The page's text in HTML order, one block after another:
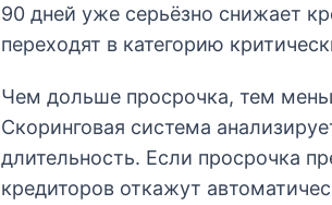
90 дней уже серьёзно снижает
переходят в категорию
Чем дольше просрочка, тем
Скоринговая система
длительность. Если просрочка
кредиторов откажут